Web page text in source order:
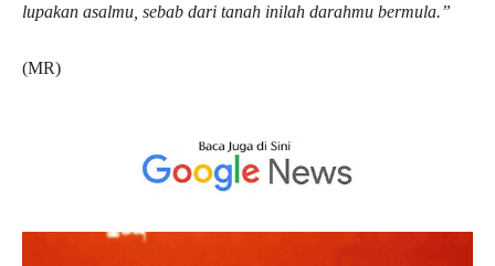
lupakan asalmu, sebab dari tanah inilah darahmu bermula.”
(MR)